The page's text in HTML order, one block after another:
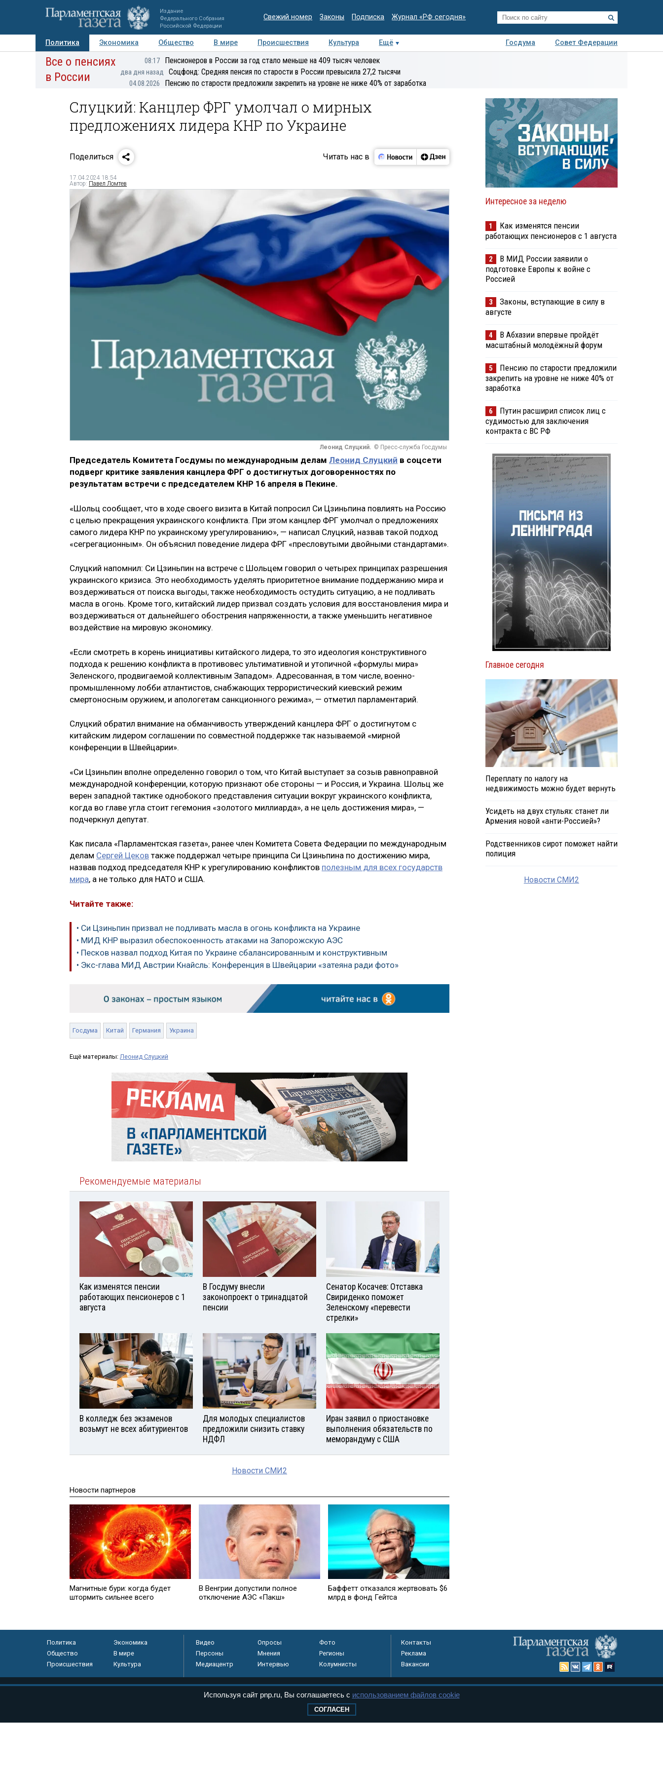
Издание
Федерального Собрания
Российской Федерации
Свежий номер Законы Подписка Журнал «РФ сегодня»
Политика Экономика Общество В мире Происшествия Культура Ещё Госдума
Совет Федерации
Авторы Персоны Мнения Регионы Медиацентр Интервью Колумнисты
Все о пенсиях
в России
08:17 Пенсионеров в России за год стало меньше на 409 тысяч человек
два дня назад Соцфонд: Средняя пенсия по старости в России превысила 27,2 тысячи
04.08.2026 Пенсию по старости предложили закрепить на уровне не ниже 40% от заработка
Слуцкий: Канцлер ФРГ умолчал о мирных
предложениях лидера КНР по Украине
Поделиться Читать нас в
17.04.2024 18:54
Автор: Павел Ломтев
Леонид Слуцкий. © Пресс-служба Госдумы
Председатель Комитета Госдумы по международным делам Леонид Слуцкий в соцсети
подверг критике заявления канцлера ФРГ о достигнутых договоренностях по
результатам встречи с председателем КНР 16 апреля в Пекине.
«Шольц сообщает, что в ходе своего визита в Китай попросил Си Цзиньпина повлиять на Россию
с целью прекращения украинского конфликта. При этом канцлер ФРГ умолчал о предложениях
самого лидера КНР по украинскому урегулированию», — написал Слуцкий, назвав такой подход
«сегрегационным». Он объяснил поведение лидера ФРГ «пресловутыми двойными стандартами».
Слуцкий напомнил: Си Цзиньпин на встрече с Шольцем говорил о четырех принципах разрешения
украинского кризиса. Это необходимость уделять приоритетное внимание поддержанию мира и
воздерживаться от поиска выгоды, также необходимость остудить ситуацию, а не подливать
масла в огонь. Кроме того, китайский лидер призвал создать условия для восстановления мира и
воздерживаться от дальнейшего обострения напряженности, а также уменьшить негативное
воздействие на мировую экономику.
«Если смотреть в корень инициативы китайского лидера, то это идеология конструктивного
подхода к решению конфликта в противовес ультимативной и утопичной «формулы мира»
Зеленского, продвигаемой коллективным Западом». Адресованная, в том числе, военно-
промышленному лобби атлантистов, снабжающих террористический киевский режим
смертоносным оружием, и апологетам санкционного режима», — отметил парламентарий.
Слуцкий обратил внимание на обманчивость утверждений канцлера ФРГ о достигнутом с
китайским лидером соглашении по совместной поддержке так называемой «мирной
конференции в Швейцарии».
«Си Цзиньпин вполне определенно говорил о том, что Китай выступает за созыв равноправной
международной конференции, которую признают обе стороны — и Россия, и Украина. Шольц же
верен западной тактике однобокого представления ситуации вокруг украинского конфликта,
когда во главе угла стоит гегемония «золотого миллиарда», а не цель достижения мира», —
подчеркнул депутат.
Как писала «Парламентская газета», ранее член Комитета Совета Федерации по международным
делам Сергей Цеков также поддержал четыре принципа Си Цзиньпина по достижению мира,
назвав подход председателя КНР к урегулированию конфликтов полезным для всех государств
мира, а не только для НАТО и США.
Читайте также:
• Си Цзиньпин призвал не подливать масла в огонь конфликта на Украине
• МИД КНР выразил обеспокоенность атаками на Запорожскую АЭС
• Песков назвал подход Китая по Украине сбалансированным и конструктивным
• Экс-глава МИД Австрии Кнайсль: Конференция в Швейцарии «затеяна ради фото»
Госдума Китай Германия Украина
Ещё материалы: Леонид Слуцкий
Рекомендуемые материалы
Как изменятся пенсии
работающих пенсионеров с 1
августа
В Госдуму внесли
законопроект о тринадцатой
пенсии
Сенатор Косачев: Отставка
Свириденко поможет
Зеленскому «перевести
стрелки»
В колледж без экзаменов
возьмут не всех абитуриентов
Для молодых специалистов
предложили снизить ставку
НДФЛ
Иран заявил о приостановке
выполнения обязательств по
меморандуму с США
Новости СМИ2
Новости партнеров
Магнитные бури: когда будет
штормить сильнее всего
В Венгрии допустили полное
отключение АЭС «Пакш»
Баффетт отказался жертвовать $6
млрд в фонд Гейтса
Интересное за неделю
1
Как изменятся пенсии
работающих пенсионеров с 1 августа
2
В МИД России заявили о
подготовке Европы к войне с
Россией
3
Законы, вступающие в силу в
августе
4
В Абхазии впервые пройдёт
масштабный молодёжный форум
5
Пенсию по старости предложили
закрепить на уровне не ниже 40% от
заработка
6
Путин расширил список лиц с
судимостью для заключения
контракта с ВС РФ
Главное сегодня
Переплату по налогу на
недвижимость можно будет вернуть
Усидеть на двух стульях: станет ли
Армения новой «анти-Россией»?
Родственников сирот поможет найти
полиция
Новости СМИ2
Политика
Экономика
Общество
В мире
Происшествия
Культура
Видео Опросы
Фото
Персоны
Мнения
Регионы
Медиацентр
Интервью Колумнисты
Контакты
Реклама
Вакансии
массовых коммуникаций (Роскомнадзор) 05 августа 2011 года. 18+
Используя сайт pnp.ru, Вы соглашаетесь с использованием файлов cookie
СОГЛАСЕН